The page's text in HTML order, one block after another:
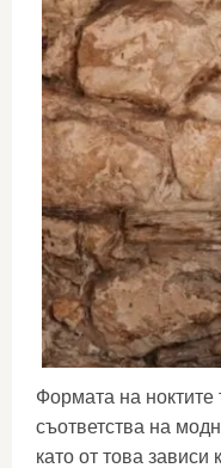
Формата на
съответства на
като от това зависи